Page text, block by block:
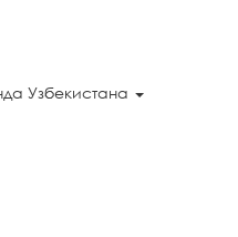
Узбекистана